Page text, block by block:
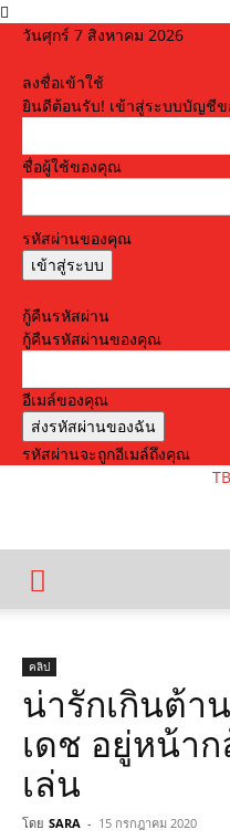
วันศุกร์ 7 สิงหาคม 2026
ลงชื่อเข้าใช้
ยินดีต้อนรับ! เข้าสู่ระบบบัญชี
ชื่อผู้ใช้ของคุณ
รหัสผ่านของคุณ
กู้คืนรหัสผ่าน
กู้คืนรหัสผ่านของคุณ
อีเมล์ของคุณ
รหัสผ่านจะถูกอีเมล์ถึงคุณ
คลิป
น่ารักเกินต้า
เดช อยู่หน้าก
เล่น
โดย SARA - 15 กรกฎาคม 2020